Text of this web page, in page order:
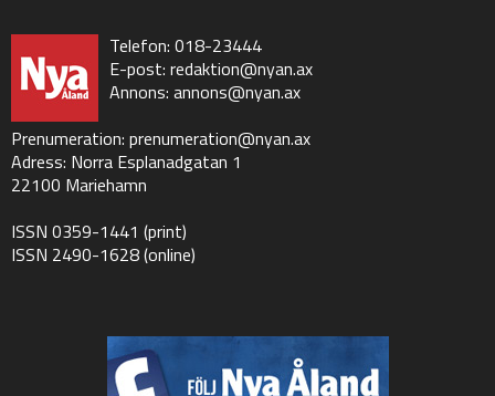
Telefon: 018-23444
E-post: redaktion@nyan.ax
Annons: annons@nyan.ax
Prenumeration: prenumeration@nyan.ax
Adress: Norra Esplanadgatan 1
22100 Mariehamn
ISSN 0359-1441 (print)
ISSN 2490-1628 (online)